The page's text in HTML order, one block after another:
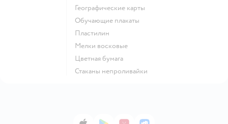
Географические карты
Обучающие плакаты
Пластилин
Мелки восковые
Цветная бумага
Стаканы непроливайки